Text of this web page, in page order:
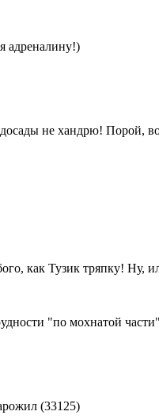
адреналину!)
не хандрю! Порой,
как Тузик тряпку! Ну,
"по мохнатой
(33125)